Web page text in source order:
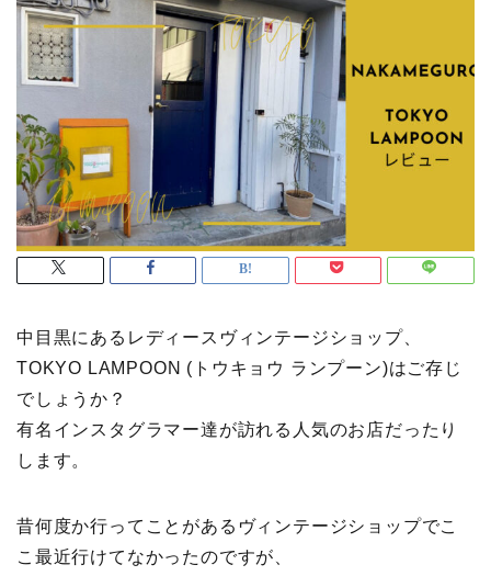
中目黒にあるレディースヴィンテージショップ、
TOKYO LAMPOON (トウキョウ ランプーン)はご存じ
でしょうか？
有名インスタグラマー達が訪れる人気のお店だったり
します。
昔何度か行ってことがあるヴィンテージショップでこ
こ最近行けてなかったのですが、